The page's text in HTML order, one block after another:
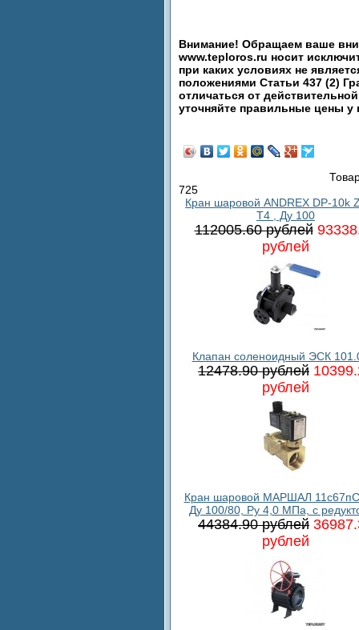
Внимание! Обращаем ваше
www.teploros.ru носит
при каких условиях не
положениями Статьи 437 (2)
отличаться от
уточняйте правильные цены
725
Кран шаровой ANDREX DP-10k
T4 , Ду 100
112005.60 рублей
рублей
Клапан соленоидный ЭСК
12478.90 рублей
рублей
Кран шаровой МАРШАЛ
Ду 100/80, Ру 4,0 МПа, с
44384.90 рублей
рублей